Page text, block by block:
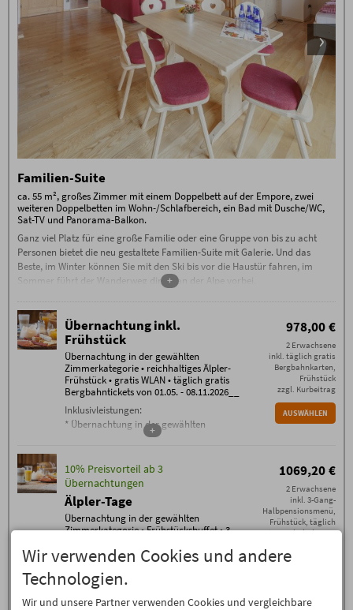
Buchungsbedingungen
Buchungsbedingungen(PDF) der Alpe
Oberstdorf OHG, Kornau-Wanne 10, 87561
Zusätzliche Bedingungen
Keine Anzahlung – ab Buchung 70%
Stornogebühren außer bei Weitervermietung. Eine
Stornierung muss schriftlich per E-Mail erfolgen
(ausschließlich an info@alpe-oberstdorf.de).
Wir empfehlen den Abschluss einer
Reiserücktrittskostenversicherung!
Familien-Suite
ca. 55 m², großes Zimmer mit einem Doppelbett auf der Empore, zwei
weiteren Doppelbetten im Wohn-/Schlafbereich, ein Bad mit Dusche/WC,
Sat-TV und Panorama-Balkon.
Ganz viel Platz für eine große Familie oder eine Gruppe von bis zu acht
Personen bietet die neu gestaltete Familien-Suite mit Galerie. Und das
Beste, im Winter können Sie mit den Ski bis vor die Haustür fahren, im
Sommer führt der Wanderweg direkt an der Alpe vorbei.
+
Übernachtung inkl.
Frühstück
Übernachtung in der gewählten
Zimmerkategorie • reichhaltiges Älpler-
Frühstück • gratis WLAN • täglich gratis
Bergbahntickets von 01.05. - 08.11.2026__
Inklusivleistungen:
* Übernachtung in der gewählten
* gratis WLAN im gesamten Haus
*Bergbahn unlimited
Tickets für alle Bergbahnen Oberstdorf /
Kleinwalsertal (je nach Öffnungszeiten
der Bergbahnen im Sommerbetrieb) von
Buchungsbedingungen
Es gelten die
Oberstdorf OHG, Kornau-Wanne 10, 87561
Oberstdorf
Zusätzliche Bedingungen
+
978,00 €
2 Erwachsene
inkl. täglich gratis
Bergbahnkarten,
Frühstück
zzgl. Kurbeitrag
AUSWÄHLEN
10% Preisvorteil ab 3
Übernachtungen
Älpler-Tage
Übernachtung in der gewählten
Zimmerkategorie • Frühstücksbuffet • 3-
Bergbahnkarten von 01.05. -
08.11.2026__
Inklusivleistungen:
Übernachtung in der gewählten
+
1069,20 €
2 Erwachsene
inkl. 3-Gang-
Halbpensionsmenü,
Frühstück, täglich
gratis Bergbahnkarten
Wir verwenden Cookies und andere
Technologien.
Wir und unsere Partner verwenden Cookies und vergleichbare